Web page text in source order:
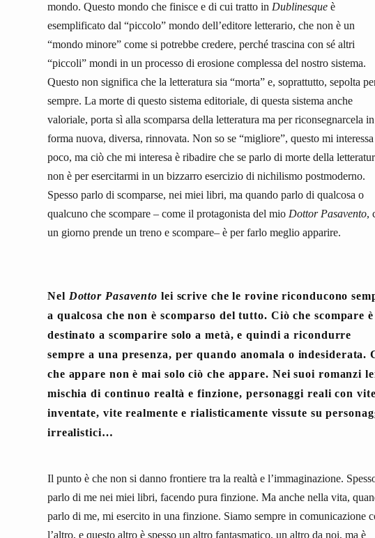
mondo. Questo mondo che finisce e di cui tratto in Dublinesque è
esemplificato dal “piccolo” mondo dell’editore letterario, che non è un
“mondo minore” come si potrebbe credere, perché trascina con sé altri
“piccoli” mondi in un processo di erosione complessa del nostro sistema.
Questo non significa che la letteratura sia “morta” e, soprattutto, sepolta
sempre. La morte di questo sistema editoriale, di questa sistema anche
valoriale, porta sì alla scomparsa della letteratura ma per riconsegnarcela in
forma nuova, diversa, rinnovata. Non so se “migliore”, questo mi interessa
poco, ma ciò che mi interesa è ribadire che se parlo di morte della
non è per esercitarmi in un bizzarro esercizio di nichilismo postmoderno.
Spesso parlo di scomparse, nei miei libri, ma quando parlo di qualcosa o
qualcuno che scompare – come il protagonista del mio Dottor Pasavento,
un giorno prende un treno e scompare– è per farlo meglio apparire.
Nel Dottor Pasavento lei scrive che le rovine riconducono
a qualcosa che non è scomparso del tutto. Ciò che scompare è
destinato a scomparire solo a metà, e quindi a ricondurre
sempre a una presenza, per quando anomala o indesiderata.
che appare non è mai solo ciò che appare. Nei suoi romanzi
mischia di continuo realtà e finzione, personaggi reali con vite
inventate, vite realmente e rialisticamente vissute su
irrealistici…
Il punto è che non si danno frontiere tra la realtà e l’immaginazione.
parlo di me nei miei libri, facendo pura finzione. Ma anche nella vita,
parlo di me, mi esercito in una finzione. Siamo sempre in comunicazione
l’altro, e questo altro è spesso un altro fantasmatico, un altro da noi, ma è